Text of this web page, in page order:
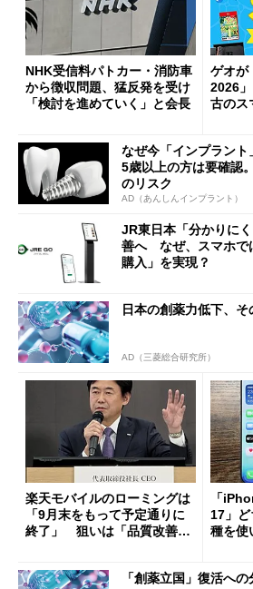
NHK受信料パトカー・消防車
から徴収問題、猛反発を受け
「検討を進めていく」と会長
ゲオが
2026
古のス
なぜ今「インプラン
5歳以上の方は要確認
のリスク
AD（あんしんインプラント）
JR東日本「分かりに
善へ なぜ、スマホで
購入」を実現？
日本の創薬力低下、
AD（三菱総合研究所）
楽天モバイルのローミングは
「9月末をもって予定通りに
終了」 狙いは「品質改善」
も
「
17」
種を使
「創薬立国」復活へ